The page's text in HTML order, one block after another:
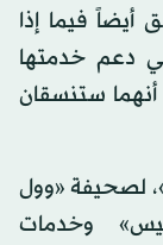
أيضاً فيما إذا
دعم خدمتها
أنهما ستنسقان
لصحيفة «وول
وخدمات